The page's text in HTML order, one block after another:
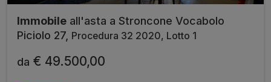
Immobile all'asta a Stroncone Vocabolo
Piciolo 27, Procedura 32 2020, Lotto 1
da € 49.500,00